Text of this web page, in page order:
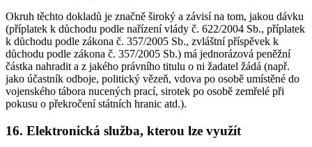
Okruh těchto dokladů je značně široký a závisí na tom, jakou dávku
(příplatek k důchodu podle nařízení vlády č. 622/2004 Sb., příplatek
k důchodu podle zákona č. 357/2005 Sb., zvláštní příspěvek k
důchodu podle zákona č. 357/2005 Sb.) má jednorázová peněžní
částka nahradit a z jakého právního titulu o ni žadatel žádá (např.
jako účastník odboje, politický vězeň, vdova po osobě umístěné do
vojenského tábora nucených prací, sirotek po osobě zemřelé při
pokusu o překročení státních hranic atd.).
16. Elektronická služba, kterou lze využít